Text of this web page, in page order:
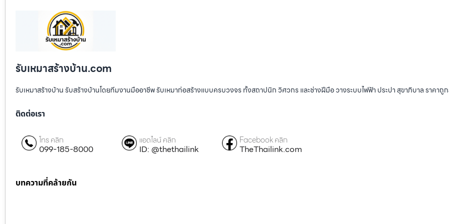
รับเหมาสร้างบ้าน.com
รับเหมาสร้างบ้าน รับสร้างบ้านโดยทีมงานมืออาชีพ รับเหมาก่อสร้างแบบครบวงจร ทั้งสถาปนิก วิศวกร และช่างฝีมือ วางระบบไฟฟ้า ประปา สุขาภิบาล ราคาถู
ติดต่อเรา
โทร คลิก
099-185-8000
แอดไลน์ คลิก
ID: @thethailink
Facebook คลิก
TheThailink.com
บทความที่คล้ายกัน